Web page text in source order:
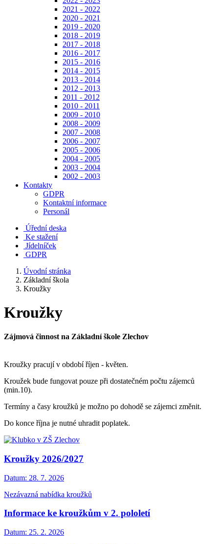
2021 - 2022
2020 - 2021
2019 - 2020
2018 - 2019
2017 - 2018
2016 - 2017
2015 - 2016
2014 - 2015
2013 - 2014
2012 - 2013
2011 - 2012
2010 - 2011
2009 - 2010
2008 - 2009
2007 - 2008
2006 - 2007
2005 - 2006
2004 - 2005
2003 - 2004
2002 - 2003
Kontakty
GDPR
Kontaktní informace
Personál
Úřední deska
Ke stažení
Jídelníček
GDPR
Úvodní stránka
Základní škola
Kroužky
Kroužky
Zájmová činnost na Základní škole Zlechov
Kroužky pracují v období říjen - květen.
Kroužek bude fungovat pouze při dostatečném počtu zájemců
(min.10).
Termíny a časy kroužků je možno po dohodě se zájemci změnit.
Do konce října je nutné uhradit poplatek.
Kroužky 2026/2027
Datum: 28. 7. 2026
Nezávazná nabídka kroužků
Informace ke kroužkům v 2. pololetí
Datum: 25. 2. 2026